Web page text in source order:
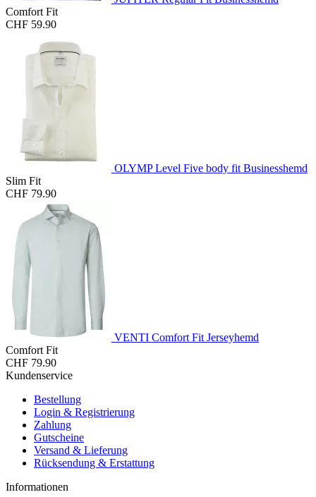
Comfort Fit
CHF 59.90
OLYMP Level Five body fit Businesshemd
Slim Fit
CHF 79.90
VENTI Comfort Fit Jerseyhemd
Comfort Fit
CHF 79.90
Kundenservice
Bestellung
Login & Registrierung
Zahlung
Gutscheine
Versand & Lieferung
Rücksendung & Erstattung
Informationen